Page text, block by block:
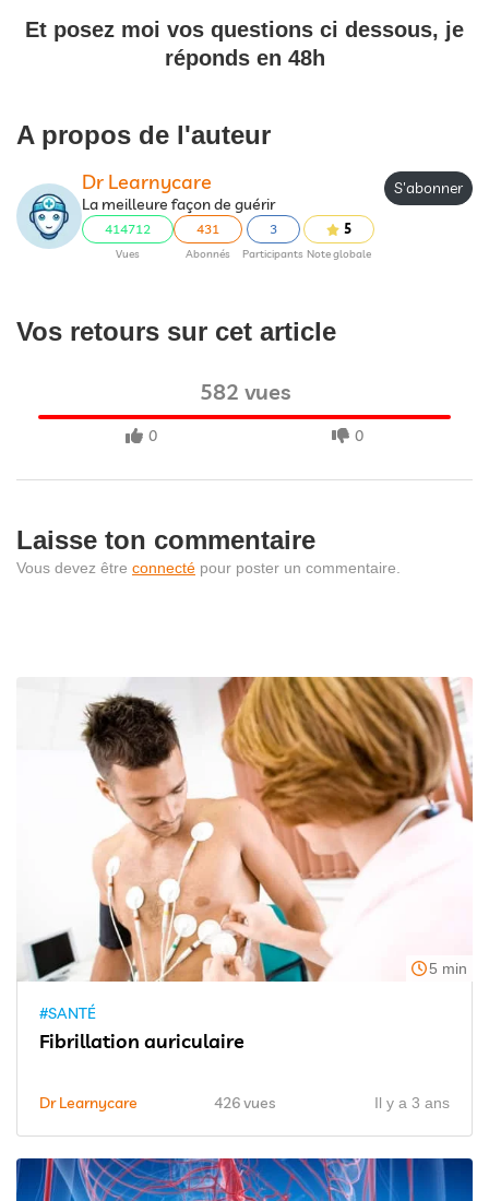
Et posez moi vos questions ci dessous, je
réponds en 48h
A propos de l'auteur
Dr Learnycare
La meilleure façon de guérir
414712
Vues
431
Abonnés
3
Participants
5
Note globale
S'abonner
Vos retours sur cet article
582 vues
0 0
Laisse ton commentaire
Vous devez être connecté pour poster un commentaire.
5 min
#SANTÉ
Fibrillation auriculaire
Dr Learnycare 426 vues Il y a 3 ans